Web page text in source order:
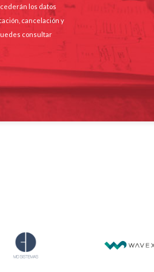
los datos
cancelación y
consultar